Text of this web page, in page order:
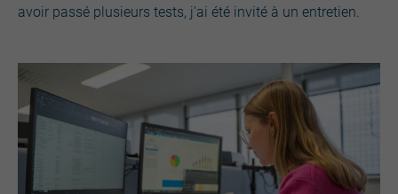
avoir passé plusieurs tests, j'ai été invité à un entretien.